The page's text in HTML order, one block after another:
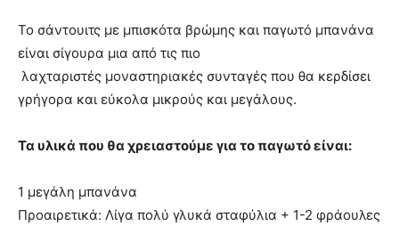
Το σάντουιτς με μπισκότα βρώμης και παγωτό μπανάνα
είναι σίγουρα μια από τις πιο
λαχταριστές μοναστηριακές συνταγές που θα κερδίσει
γρήγορα και εύκολα μικρούς και μεγάλους.
Τα υλικά που θα χρειαστούμε για το παγωτό είναι:
1 μεγάλη μπανάνα
Προαιρετικά: Λίγα πολύ γλυκά σταφύλια + 1-2 φράουλες